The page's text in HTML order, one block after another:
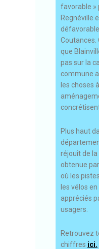
favorable »
Regnéville
Coutances.
que
pas sur la
commune
les choses
Plus haut
réjouît de
obtenue
où les
les vélos
appréciés
usagers.
Retrouvez
chiffres ici.